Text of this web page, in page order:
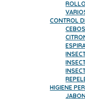
CONTROL
HIGIENE